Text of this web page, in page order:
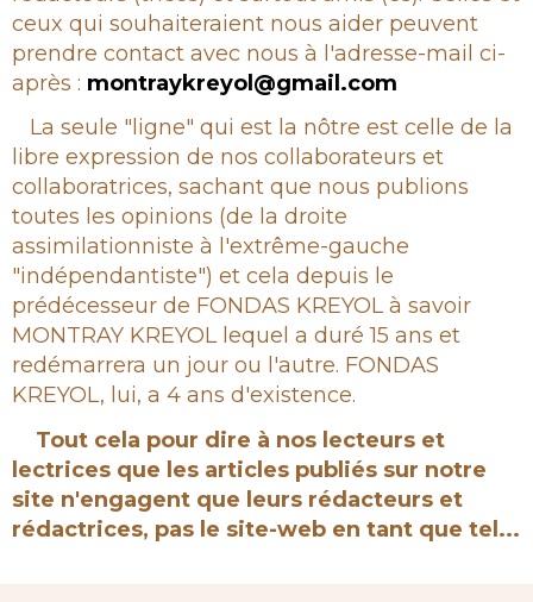
ceux qui souhaiteraient nous aider peuvent
prendre contact avec nous à l'adresse-mail ci-
après : montraykreyol@gmail.com
La seule "ligne" qui est la nôtre est celle de la
libre expression de nos collaborateurs et
collaboratrices, sachant que nous publions
toutes les opinions (de la droite
assimilationniste à l'extrême-gauche
"indépendantiste") et cela depuis le
prédécesseur de FONDAS KREYOL à savoir
MONTRAY KREYOL lequel a duré 15 ans et
redémarrera un jour ou l'autre. FONDAS
KREYOL, lui, a 4 ans d'existence.
Tout cela pour dire à nos lecteurs et
lectrices que les articles publiés sur notre
site n'engagent que leurs rédacteurs et
rédactrices, pas le site-web en tant que tel...